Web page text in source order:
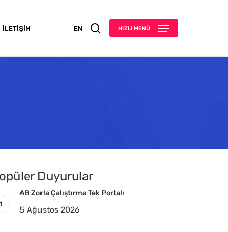
İLETIŞIM EN searchHIZLI MENÜ
Duyurular
AB Zorla Çalıştırma Tek Portalı
5 Ağustos 2026